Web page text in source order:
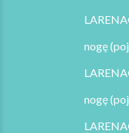
nogę
nogę